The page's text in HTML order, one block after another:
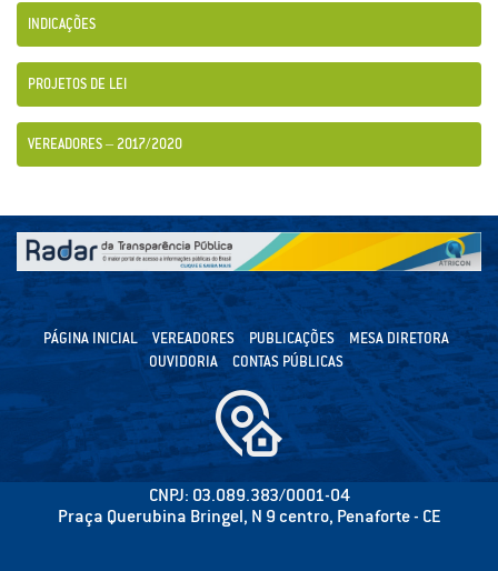
INDICAÇÕES
PROJETOS DE LEI
VEREADORES – 2017/2020
PÁGINA INICIAL VEREADORES PUBLICAÇÕES
MESA DIRETORA
OUVIDORIA
CONTAS PÚBLICAS
CNPJ: 03.089.383/0001-04
Praça Querubina Bringel, N 9 centro, Penaforte - CE